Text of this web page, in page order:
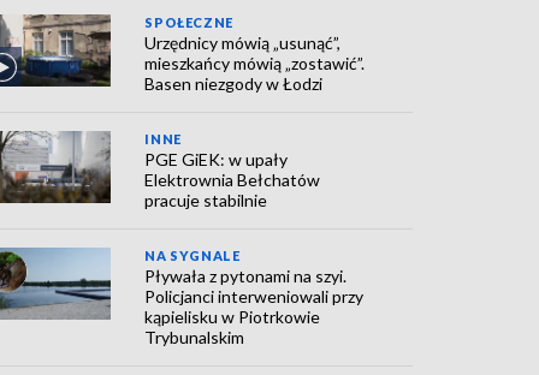
SPOŁECZNE
Urzędnicy mówią „usunąć”,
mieszkańcy mówią „zostawić”.
Basen niezgody w Łodzi
INNE
PGE GiEK: w upały
Elektrownia Bełchatów
pracuje stabilnie
NA SYGNALE
Pływała z pytonami na szyi.
Policjanci interweniowali przy
kąpielisku w Piotrkowie
Trybunalskim